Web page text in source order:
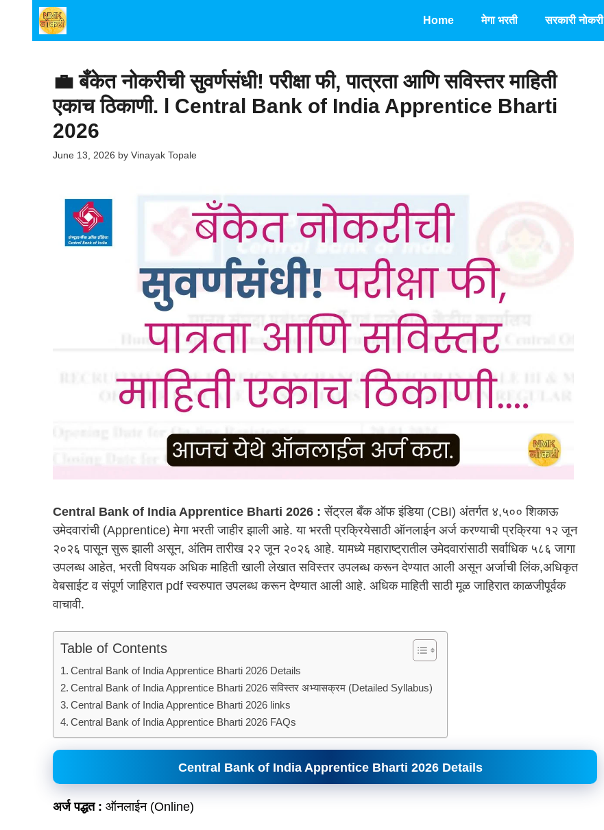
content
Home मेगा भरती सरकारी नोकरी
💼 बँकेत नोकरीची सुवर्णसंधी! परीक्षा फी, पात्रता आणि सविस्तर माहिती
एकाच ठिकाणी. l Central Bank of India Apprentice Bharti
2026
June 13, 2026 by Vinayak Topale
Central Bank of India Apprentice Bharti 2026 : सेंट्रल बँक ऑफ इंडिया (CBI) अंतर्गत ४,५०० शिकाऊ
उमेदवारांची (Apprentice) मेगा भरती जाहीर झाली आहे. या भरती प्रक्रियेसाठी ऑनलाईन अर्ज करण्याची प्रक्रिया १२ जून
२०२६ पासून सुरू झाली असून, अंतिम तारीख २२ जून २०२६ आहे. यामध्ये महाराष्ट्रातील उमेदवारांसाठी सर्वाधिक ५८६ जागा
उपलब्ध आहेत, भरती विषयक अधिक माहिती खाली लेखात सविस्तर उपलब्ध करून देण्यात आली असून अर्जाची लिंक,अधिकृत
वेबसाईट व संपूर्ण जाहिरात pdf स्वरुपात उपलब्ध करून देण्यात आली आहे. अधिक माहिती साठी मूळ जाहिरात काळजीपूर्वक
वाचावी.
Table of Contents
Central Bank of India Apprentice Bharti 2026 Details
Central Bank of India Apprentice Bharti 2026 सविस्तर अभ्यासक्रम (Detailed Syllabus)
Central Bank of India Apprentice Bharti 2026 links
Central Bank of India Apprentice Bharti 2026 FAQs
Central Bank of India Apprentice Bharti 2026 Details
अर्ज पद्धत : ऑनलाईन (Online)